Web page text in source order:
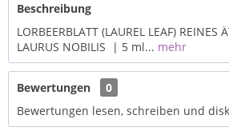
Beschreibung
LORBEERBLATT (LAUREL LEAF) REINES
LAURUS NOBILIS | 5 ml... mehr
Bewertungen
0
Bewertungen lesen, schreiben und